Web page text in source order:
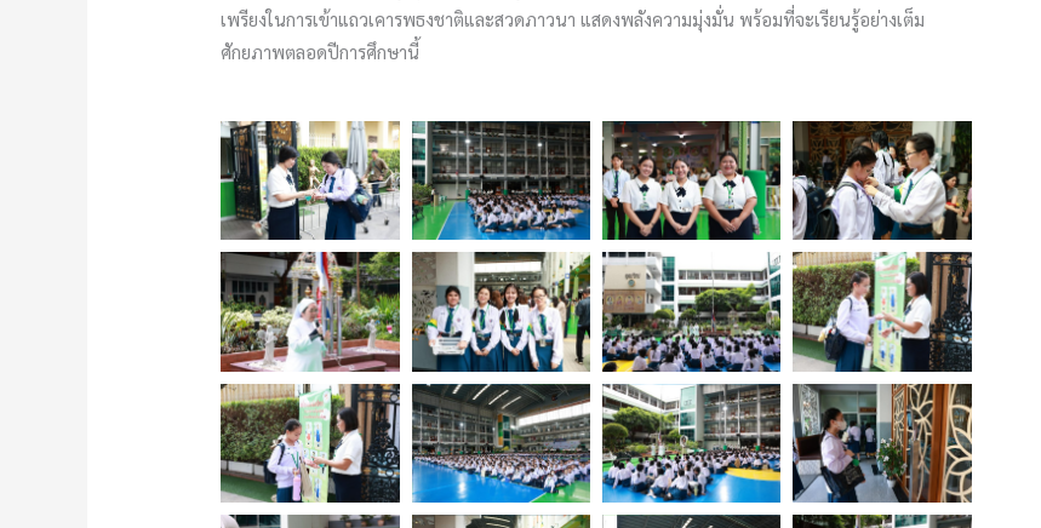
เพรียงในการเข้าแถวเคารพธงชาติและสวดภาวนา แสดงพลังความมุ่งมั่น พร้อมที่จะเรียนรู้อย่างเต็ม
ศักยภาพตลอดปีการศึกษานี้